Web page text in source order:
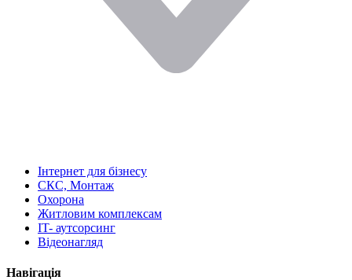
Інтернет для бізнесу
СКС, Монтаж
Охорона
Житловим комплексам
IT- аутсорсинг
Відеонагляд
Навігація